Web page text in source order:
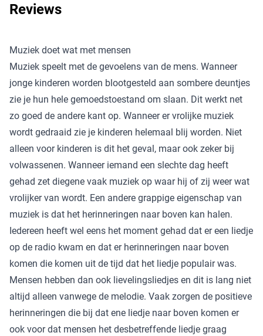
Reviews
Muziek doet wat met mensen
Muziek speelt met de gevoelens van de mens. Wanneer
jonge kinderen worden blootgesteld aan sombere deuntjes
zie je hun hele gemoedstoestand om slaan. Dit werkt net
zo goed de andere kant op. Wanneer er vrolijke muziek
wordt gedraaid zie je kinderen helemaal blij worden. Niet
alleen voor kinderen is dit het geval, maar ook zeker bij
volwassenen. Wanneer iemand een slechte dag heeft
gehad zet diegene vaak muziek op waar hij of zij weer wat
vrolijker van wordt. Een andere grappige eigenschap van
muziek is dat het herinneringen naar boven kan halen.
Iedereen heeft wel eens het moment gehad dat er een liedje
op de radio kwam en dat er herinneringen naar boven
komen die komen uit de tijd dat het liedje populair was.
Mensen hebben dan ook lievelingsliedjes en dit is lang niet
altijd alleen vanwege de melodie. Vaak zorgen de positieve
herinneringen die bij dat ene liedje naar boven komen er
ook voor dat mensen het desbetreffende liedje graag